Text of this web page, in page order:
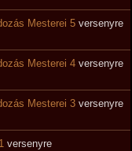
Mesterei 5 versenyre
Mesterei 4 versenyre
Mesterei 3 versenyre
versenyre